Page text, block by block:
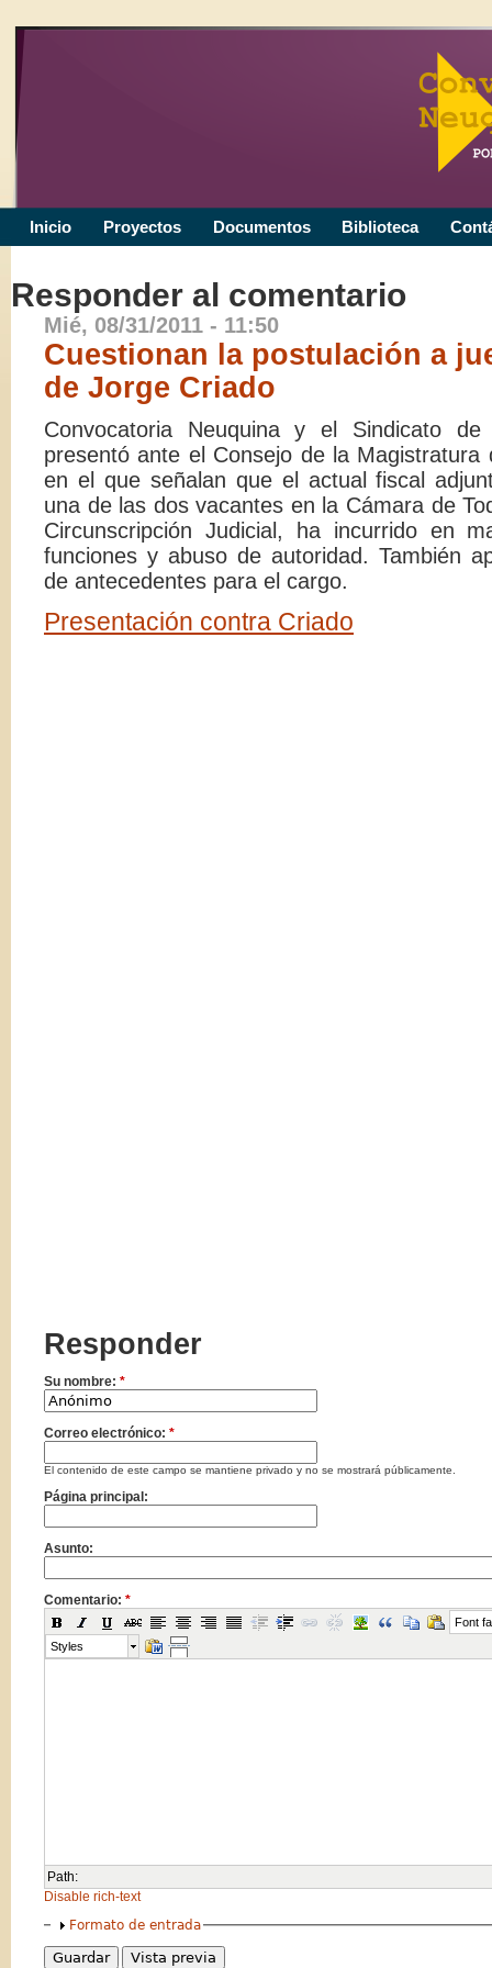
Inicio Proyectos Documentos Biblioteca
Responder al comentario
Mié, 08/31/2011 - 11:50
Cuestionan la postulación a
de Jorge Criado
Convocatoria Neuquina y el Sindicato de
presentó ante el Consejo de la Magistratura
en el que señalan que el actual fiscal
una de las dos vacantes en la Cámara de
Circunscripción Judicial, ha incurrido en
funciones y abuso de autoridad. También
de antecedentes para el cargo.
Presentación contra Criado
Responder
Su nombre: *
Correo electrónico: *
El contenido de este campo se mantiene privado y no se mostrará públicamente.
Página principal:
Asunto:
Comentario: *
Font
Styles
Path:
Disable rich-text
Formato de entrada